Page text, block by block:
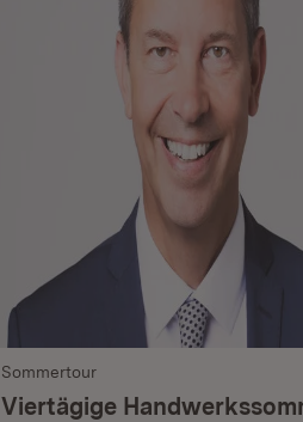
Sommertour
Viertägige